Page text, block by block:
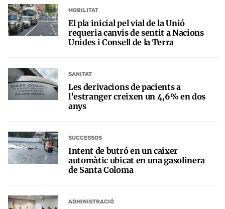
MOBILITAT
El pla inicial pel vial de la Unió
requeria canvis de sentit a Nacions
Unides i Consell de la Terra
SANITAT
Les derivacions de pacients a
l’estranger creixen un 4,6% en dos
anys
SUCCESSOS
Intent de butró en un caixer
automàtic ubicat en una gasolinera
de Santa Coloma
ADMINISTRACIÓ